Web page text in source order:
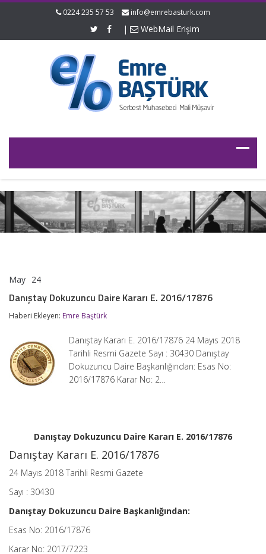
0224 235 57 53 info@emrebasturk.com
| WebMail Erişim
May 24
Daire
E.
Danıştay Dokuzuncu Daire Kararı E. 2016/17876
Haberi Ekleyen: Emre Baştürk
Danıştay Kararı E. 2016/17876 24 Mayıs 2018
Tarihli Resmi Gazete Sayı : 30430 Danıştay
Dokuzuncu Daire Başkanlığından: Esas No:
2016/17876 Karar No: 2…
Danıştay Dokuzuncu Daire Kararı E. 2016/17876
Danıştay Kararı E. 2016/17876
24 Mayıs 2018 Tarihli Resmi Gazete
Sayı : 30430
Danıştay Dokuzuncu Daire Başkanlığından:
Esas No: 2016/17876
Karar No: 2017/7223